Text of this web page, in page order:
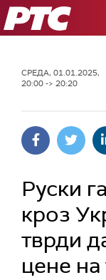
РТС
СРЕДА, 01.01.2025,
20:00 -> 20:20
Руски
кроз
тврди
цене